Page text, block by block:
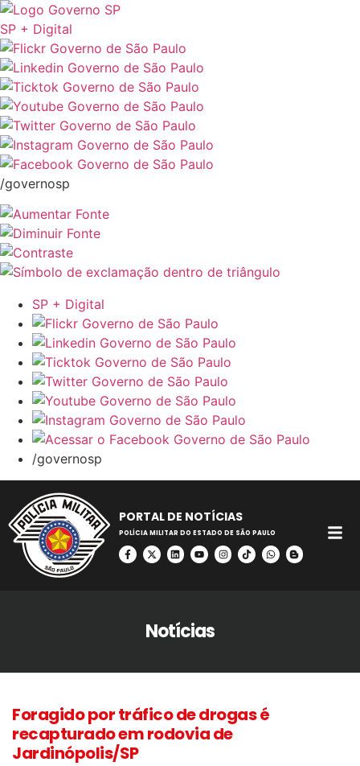
SP + Digital
/governosp
SP + Digital
/governosp
PORTAL DE NOTÍCIAS
POLÍCIA MILITAR DO ESTADO DE SÃO PAULO
Notícias
Foragido por tráfico de drogas é
recapturado em rodovia de
Jardinópolis/SP